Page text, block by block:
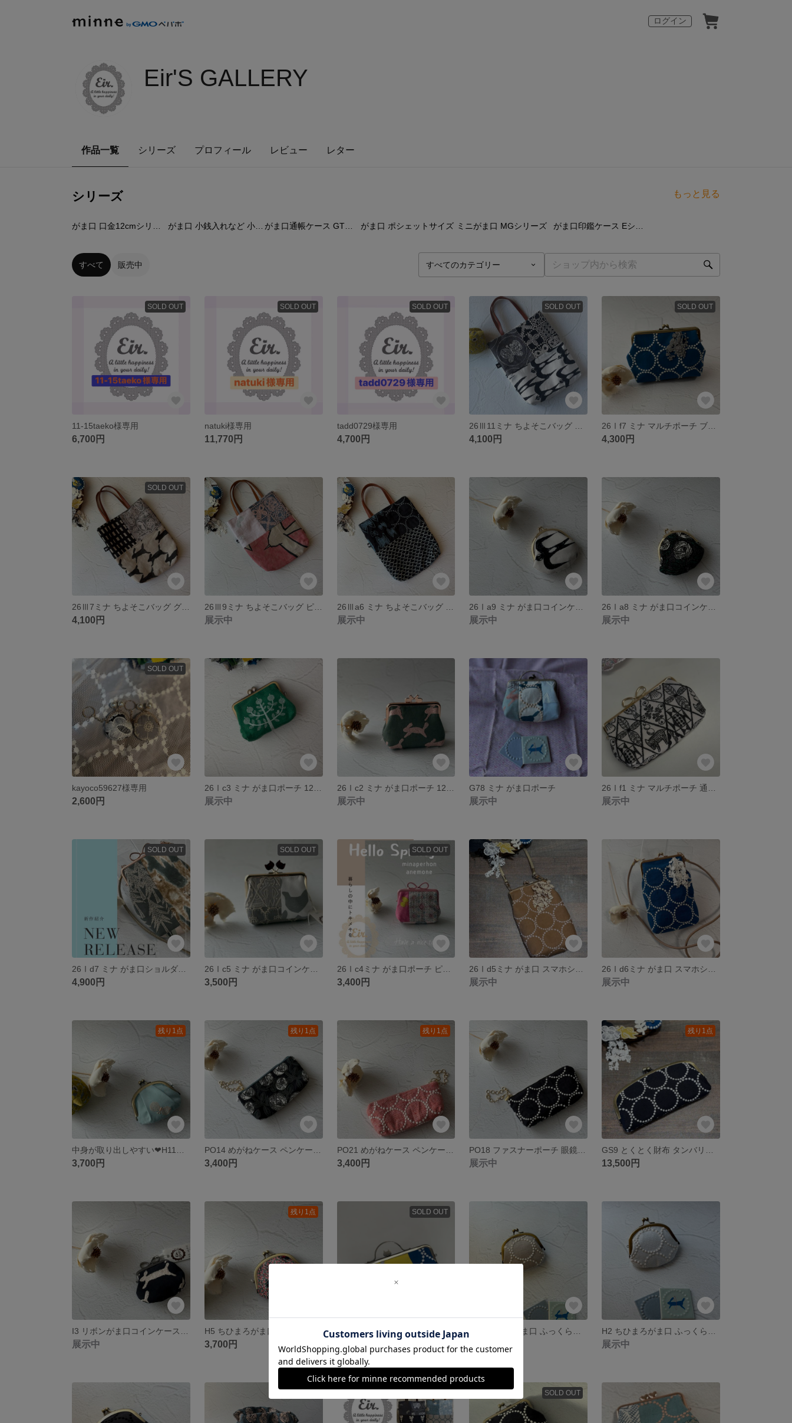
ログイン
Eir'S GALLERY
作品一覧 シリーズ プロフィール レビュー レター
シリーズ もっと見る
がま口通帳ケース GTシリーズ がま口 ポシェットサイズ ミニがま口 MGシリーズ
すべて 販売中
SOLD OUT
11-15taeko様専用
6,700円
SOLD OUT
natuki様専用
11,770円
SOLD OUT
tadd0729様専用
4,700円
SOLD OUT
4,100円
SOLD OUT
4,300円
SOLD OUT
4,100円
26Ⅲ9ミナ ちよそこバッグ ピンク
展示中 展示中 展示中 展示中
SOLD OUT
kayoco59627様専用
2,600円 展示中 展示中
G78 ミナ がま口ポーチ
展示中 展示中
SOLD OUT
4,900円
SOLD OUT
3,500円
SOLD OUT
26Ⅰc4ミナ がま口ポーチ ピンク リボン
3,400円 展示中 展示中
残り1点
3,700円
残り1点
3,400円
残り1点
3,400円 展示中
残り1点
13,500円
展示中
残り1点
3,700円
SOLD OUT
A94 ネコ型口金 ペンケース メガネケース ミナ
3,400円 展示中 展示中
SOLD OUT